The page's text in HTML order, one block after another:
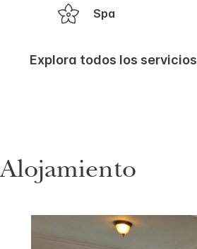
Spa
Explora todos los servicios
Alojamiento